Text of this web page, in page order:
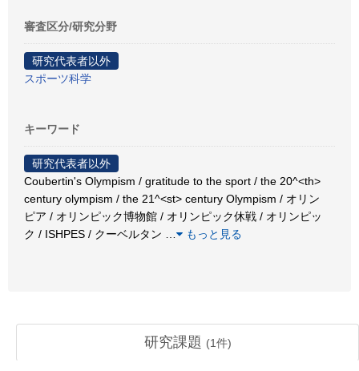
審査区分/研究分野
研究代表者以外
スポーツ科学
キーワード
研究代表者以外
Coubertin's Olympism / gratitude to the sport / the 20^<th>
century olympism / the 21^<st> century Olympism / オリン
ピア / オリンピック博物館 / オリンピック休戦 / オリンピッ
ク / ISHPES / クーベルタン
もっと見る
研究課題 (1件)